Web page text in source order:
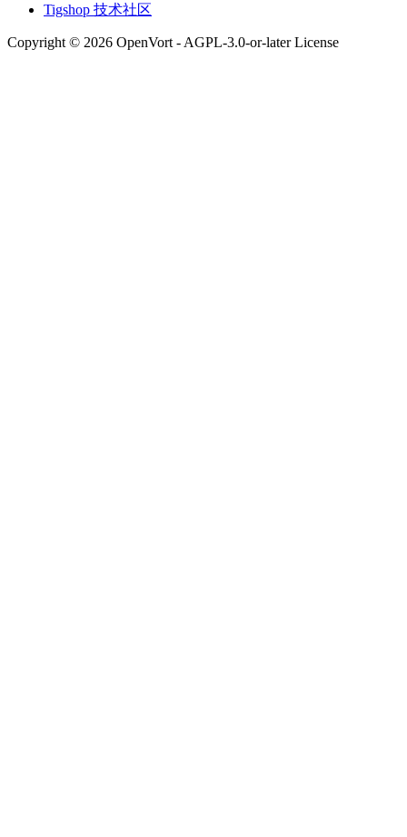
Tigshop 技术社区
Copyright © 2026 OpenVort - AGPL-3.0-or-later License